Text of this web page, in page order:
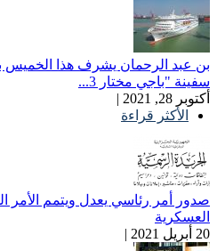
بن عبد الرحمان يشرف هذا الخميس
سفينة "باجي مختار 3...
أكتوبر 28, 2021 |
الأكثر قراءة
صدور أمر رئاسي يعدل ويتمم الأمر
العسكرية
20 أبريل 2021 |